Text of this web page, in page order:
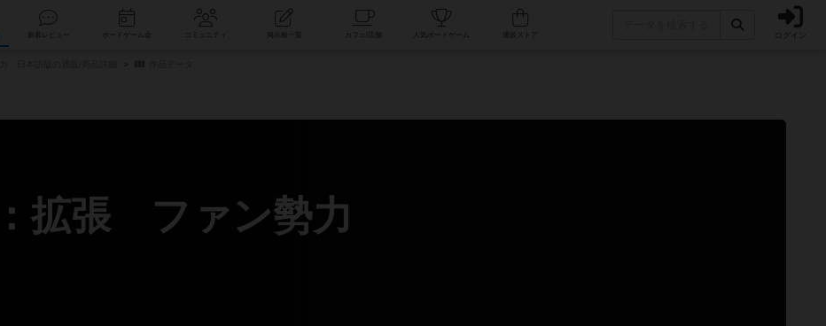
ース コミュニティ 人気ボードゲーム ログイン
拡張 ファン勢力